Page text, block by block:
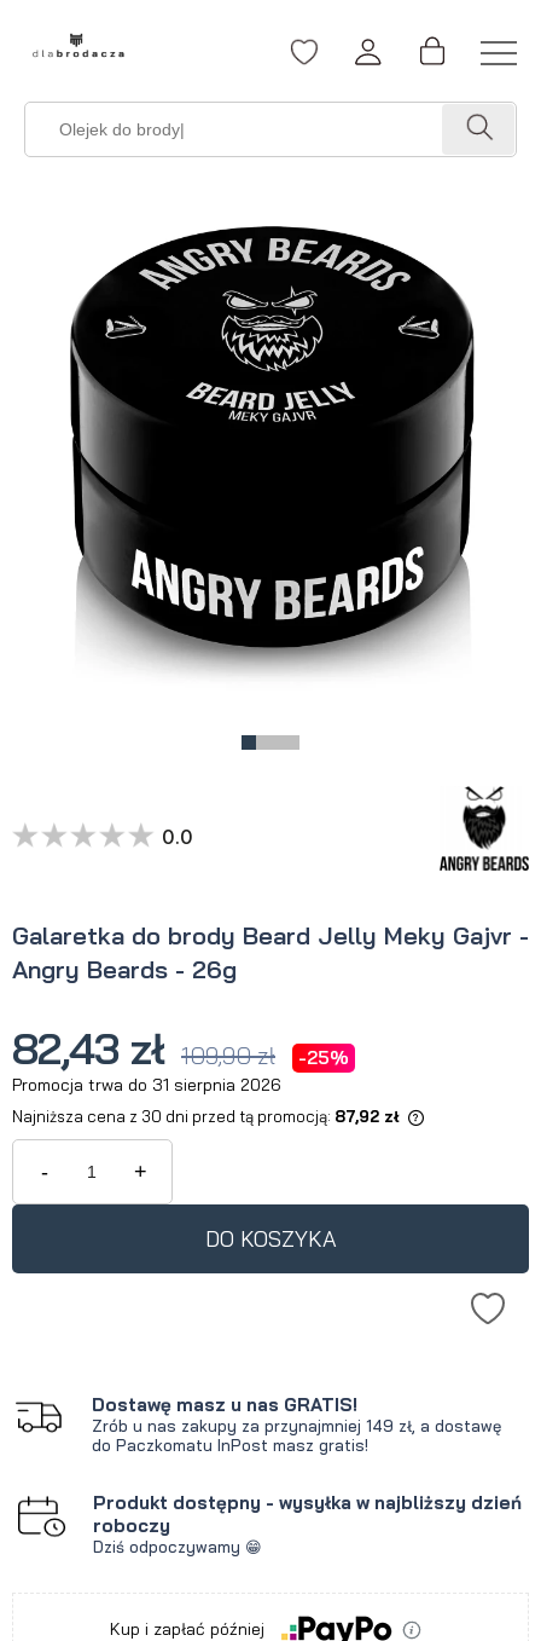
Galaretka do brody Beard Jelly Meky Gajvr -
Angry Beards - 26g
0.0
82,43 zł 109,90 zł -25%
Promocja trwa do 31 sierpnia 2026
Najniższa cena z 30 dni przed tą promocją: 87,92 zł
Jeżeli produkt jest sprzedawany
krócej niż 30 dni, wyświetlana jest
produkt pojawił się w sprzedaży.
- +
DO KOSZYKA
Dostawę masz u nas GRATIS!
Zrób u nas zakupy za przynajmniej 149 zł, a dostawę
do Paczkomatu InPost masz gratis!
Produkt dostępny - wysyłka w najbliższy dzień
roboczy
Dziś odpoczywamy 😁
Kup i zapłać później